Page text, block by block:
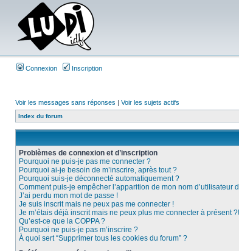
Connexion Inscription
Voir les messages sans réponses | Voir les sujets actifs
Index du forum
Problèmes de connexion et d’inscription
Pourquoi ne puis-je pas me connecter ?
Pourquoi ai-je besoin de m’inscrire, après tout ?
Pourquoi suis-je déconnecté automatiquement ?
Comment puis-je empêcher l’apparition de mon nom d’utilisateur
J’ai perdu mon mot de passe !
Je suis inscrit mais ne peux pas me connecter !
Je m’étais déjà inscrit mais ne peux plus me connecter à présent ?!
Qu’est-ce que la COPPA ?
Pourquoi ne puis-je pas m’inscrire ?
À quoi sert “Supprimer tous les cookies du forum” ?